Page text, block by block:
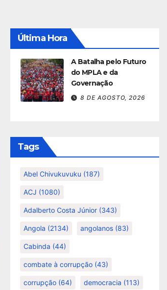
Última Hora
A Batalha pelo Futuro
do MPLA e da
Governação
8 DE AGOSTO, 2026
Tags
Abel Chivukuvuku (187)
ACJ (1080)
Adalberto Costa Júnior (343)
Angola (2134) angolanos (83)
Cabinda (44)
combate à corrupção (43)
corrupção (64) democracia (113)